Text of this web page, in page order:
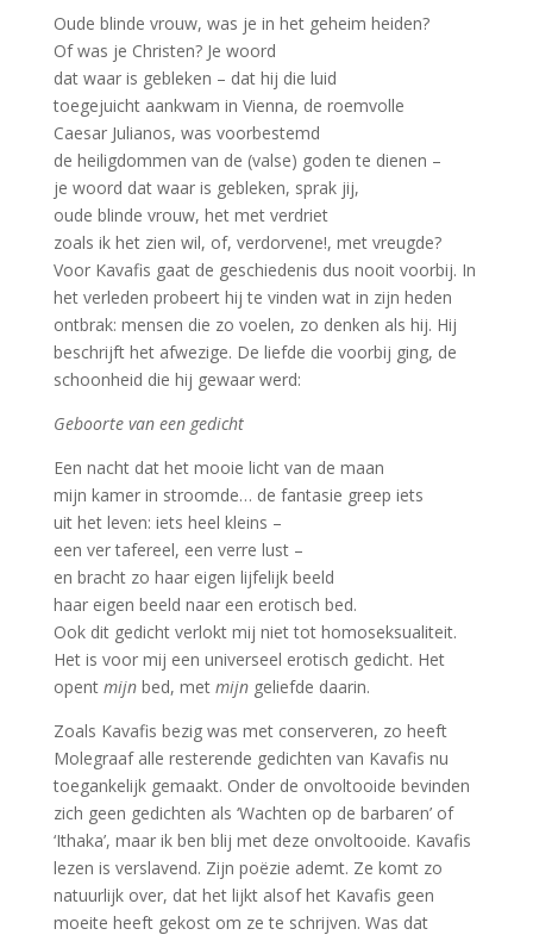
Oude blinde vrouw, was je in het geheim heiden?
Of was je Christen? Je woord
dat waar is gebleken – dat hij die luid
toegejuicht aankwam in Vienna, de roemvolle
Caesar Julianos, was voorbestemd
de heiligdommen van de (valse) goden te dienen –
je woord dat waar is gebleken, sprak jij,
oude blinde vrouw, het met verdriet
zoals ik het zien wil, of, verdorvene!, met vreugde?
Voor Kavafis gaat de geschiedenis dus nooit voorbij. In
het verleden probeert hij te vinden wat in zijn heden
ontbrak: mensen die zo voelen, zo denken als hij. Hij
beschrijft het afwezige. De liefde die voorbij ging, de
schoonheid die hij gewaar werd:
Geboorte van een gedicht
Een nacht dat het mooie licht van de maan
mijn kamer in stroomde… de fantasie greep iets
uit het leven: iets heel kleins –
een ver tafereel, een verre lust –
en bracht zo haar eigen lijfelijk beeld
haar eigen beeld naar een erotisch bed.
Ook dit gedicht verlokt mij niet tot homoseksualiteit.
Het is voor mij een universeel erotisch gedicht. Het
opent mijn bed, met mijngeliefde daarin.
Zoals Kavafis bezig was met conserveren, zo heeft
Molegraaf alle resterende gedichten van Kavafis nu
toegankelijk gemaakt. Onder de onvoltooide bevinden
zich geen gedichten als ‘Wachten op de barbaren’ of
‘Ithaka’, maar ik ben blij met deze onvoltooide. Kavafis
lezen is verslavend. Zijn poëzie ademt. Ze komt zo
natuurlijk over, dat het lijkt alsof het Kavafis geen
moeite heeft gekost om ze te schrijven. Was dat